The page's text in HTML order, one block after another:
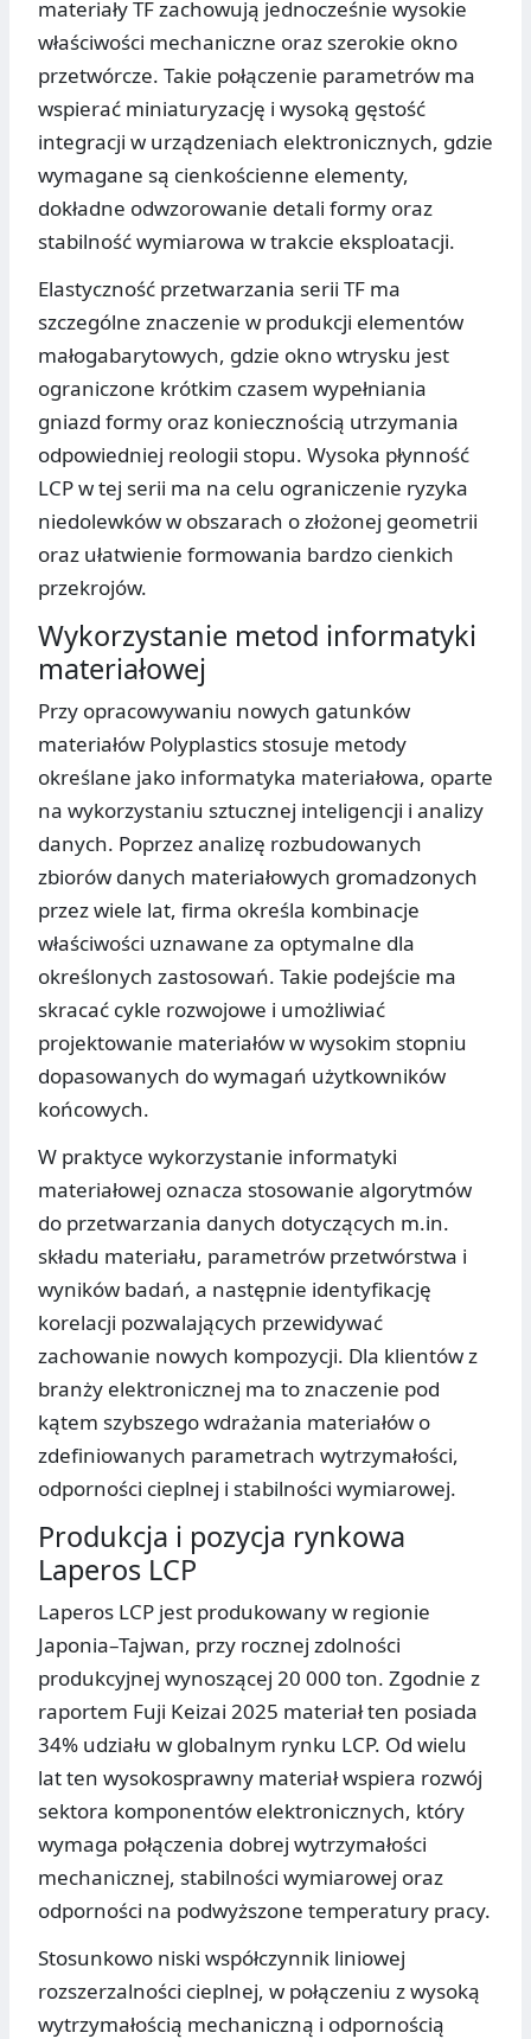
materiały TF zachowują jednocześnie wysokie
właściwości mechaniczne oraz szerokie okno
przetwórcze. Takie połączenie parametrów ma
wspierać miniaturyzację i wysoką gęstość
integracji w urządzeniach elektronicznych, gdzie
wymagane są cienkościenne elementy,
dokładne odwzorowanie detali formy oraz
stabilność wymiarowa w trakcie eksploatacji.
Elastyczność przetwarzania serii TF ma
szczególne znaczenie w produkcji elementów
małogabarytowych, gdzie okno wtrysku jest
ograniczone krótkim czasem wypełniania
gniazd formy oraz koniecznością utrzymania
odpowiedniej reologii stopu. Wysoka płynność
LCP w tej serii ma na celu ograniczenie ryzyka
niedolewków w obszarach o złożonej geometrii
oraz ułatwienie formowania bardzo cienkich
przekrojów.
Wykorzystanie metod informatyki
materiałowej
Przy opracowywaniu nowych gatunków
materiałów Polyplastics stosuje metody
określane jako informatyka materiałowa, oparte
na wykorzystaniu sztucznej inteligencji i analizy
danych. Poprzez analizę rozbudowanych
zbiorów danych materiałowych gromadzonych
przez wiele lat, firma określa kombinacje
właściwości uznawane za optymalne dla
określonych zastosowań. Takie podejście ma
skracać cykle rozwojowe i umożliwiać
projektowanie materiałów w wysokim stopniu
dopasowanych do wymagań użytkowników
końcowych.
W praktyce wykorzystanie informatyki
materiałowej oznacza stosowanie algorytmów
do przetwarzania danych dotyczących m.in.
składu materiału, parametrów przetwórstwa i
wyników badań, a następnie identyfikację
korelacji pozwalających przewidywać
zachowanie nowych kompozycji. Dla klientów z
branży elektronicznej ma to znaczenie pod
kątem szybszego wdrażania materiałów o
zdefiniowanych parametrach wytrzymałości,
odporności cieplnej i stabilności wymiarowej.
Produkcja i pozycja rynkowa
Laperos LCP
Laperos LCP jest produkowany w regionie
Japonia–Tajwan, przy rocznej zdolności
produkcyjnej wynoszącej 20 000 ton. Zgodnie z
raportem Fuji Keizai 2025 materiał ten posiada
34% udziału w globalnym rynku LCP. Od wielu
lat ten wysokosprawny materiał wspiera rozwój
sektora komponentów elektronicznych, który
wymaga połączenia dobrej wytrzymałości
mechanicznej, stabilności wymiarowej oraz
odporności na podwyższone temperatury pracy.
Stosunkowo niski współczynnik liniowej
rozszerzalności cieplnej, w połączeniu z wysoką
wytrzymałością mechaniczną i odpornością